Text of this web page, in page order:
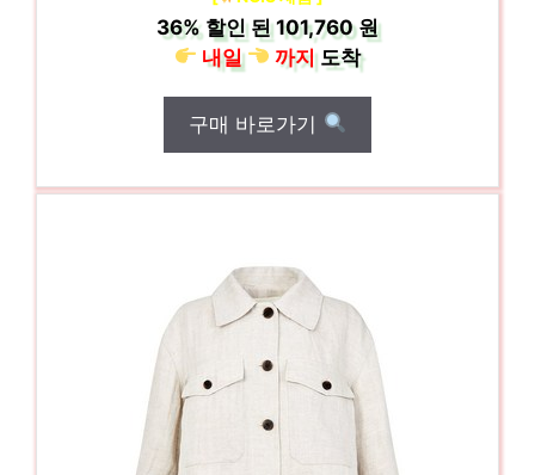
36% 할인 된101,760 원
내일
까지도착
구매 바로가기